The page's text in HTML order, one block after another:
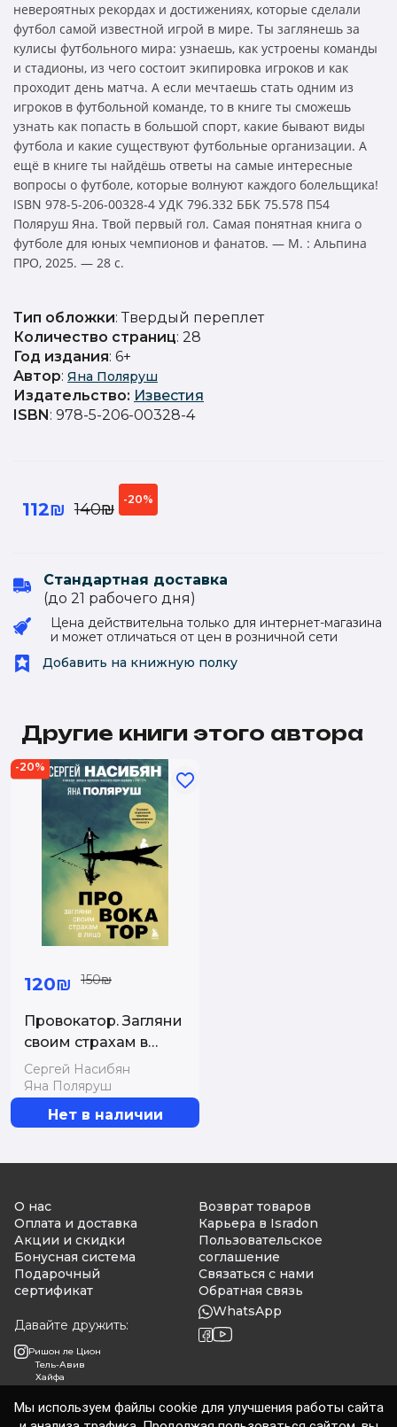
невероятных рекордах и достижениях, которые сделали
футбол самой известной игрой в мире. Ты заглянешь за
кулисы футбольного мира: узнаешь, как устроены команды
и стадионы, из чего состоит экипировка игроков и как
проходит день матча. А если мечтаешь стать одним из
игроков в футбольной команде, то в книге ты сможешь
узнать как попасть в большой спорт, какие бывают виды
футбола и какие существуют футбольные организации. А
ещё в книге ты найдёшь ответы на самые интересные
вопросы о футболе, которые волнуют каждого болельщика!
ISBN 978-5-206-00328-4 УДК 796.332 ББК 75.578 П54
Поляруш Яна. Твой первый гол. Самая понятная книга о
футболе для юных чемпионов и фанатов. — М. : Альпина
ПРО, 2025. — 28 с.
Тип обложки: Твердый переплет
Количество страниц: 28
Год издания: 6+
Автор: Яна Поляруш
Издательство: Известия
ISBN: 978-5-206-00328-4
112₪ 140₪
-20%
Стандартная доставка
(до 21 рабочего дня)
Цена действительна только для интернет-магазина
и может отличаться от цен в розничной сети
Добавить на книжную полку
Другие книги этого автора
-20%
120₪ 150₪
Провокатор. Загляни
своим страхам в
лицо
Сергей Насибян
Яна Поляруш
Нет в наличии
О нас
Оплата и доставка
Акции и скидки
Бонусная система
Подарочный
сертификат
Давайте дружить:
Ришон ле Цион
Тель-Авив
Хайфа
Возврат товаров
Карьера в Isradon
Пользовательское
соглашение
Связаться с нами
Обратная связь
WhatsApp
Мы используем файлы cookie для улучшения работы сайта